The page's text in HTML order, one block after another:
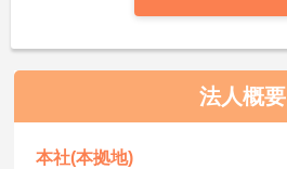
法人概要
本社(本拠地)